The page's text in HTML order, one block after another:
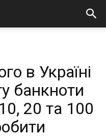
в Україні
банкноти
20 та 100